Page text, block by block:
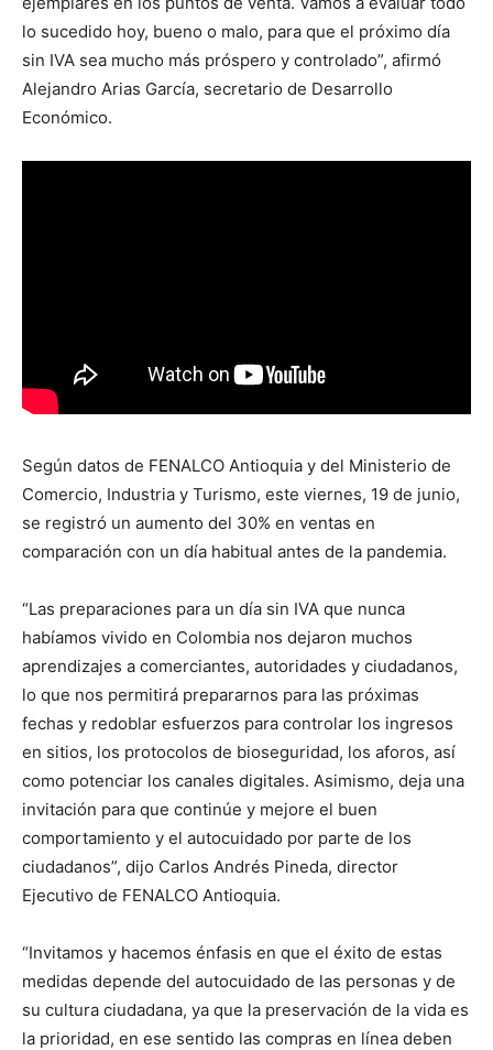
lo sucedido hoy, bueno o malo, para que el próximo día
sin IVA sea mucho más próspero y controlado”, afirmó
Alejandro Arias García, secretario de Desarrollo
Económico.
Según datos de FENALCO Antioquia y del Ministerio de
Comercio, Industria y Turismo, este viernes, 19 de junio,
se registró un aumento del 30% en ventas en
comparación con un día habitual antes de la pandemia.
“Las preparaciones para un día sin IVA que nunca
habíamos vivido en Colombia nos dejaron muchos
aprendizajes a comerciantes, autoridades y ciudadanos,
lo que nos permitirá prepararnos para las próximas
fechas y redoblar esfuerzos para controlar los ingresos
en sitios, los protocolos de bioseguridad, los aforos, así
como potenciar los canales digitales. Asimismo, deja una
invitación para que continúe y mejore el buen
comportamiento y el autocuidado por parte de los
ciudadanos”, dijo Carlos Andrés Pineda, director
Ejecutivo de FENALCO Antioquia.
“Invitamos y hacemos énfasis en que el éxito de estas
medidas depende del autocuidado de las personas y de
su cultura ciudadana, ya que la preservación de la vida es
la prioridad, en ese sentido las compras en línea deben